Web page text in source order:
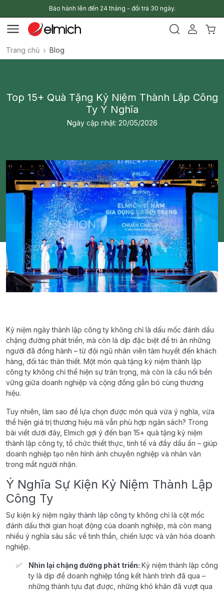
Bảo hành lên đến 24 tháng - đổi trả 30 ngày.
Trang chủ Blog
Top 15+ Quà Tặng Kỷ Niệm Thành Lập Công
Ty Ý Nghĩa
Ngày cập nhật: 20/05/2026
Kỷ niệm ngày thành lập công ty không chỉ là dấu mốc đánh dấu
chặng đường phát triển, mà còn là dịp đặc biệt để tri ân những
người đã đồng hành – từ đội ngũ nhân viên tâm huyết đến khách
hàng, đối tác thân thiết. Một món quà tặng kỷ niệm thành lập
công ty không chỉ thể hiện sự trân trọng, mà còn là cầu nối bền
vững giữa doanh nghiệp và cộng đồng gắn bó cùng thương
hiệu.
Tuy nhiên, làm sao để lựa chọn được món quà vừa ý nghĩa, vừa
thể hiện giá trị thương hiệu mà vẫn phù hợp ngân sách? Trong
bài viết dưới đây, Elmich gợi ý đến bạn 15+ quà tặng kỷ niệm
thành lập công ty, tổ chức thiết thực, tinh tế và đầy dấu ấn – giúp
doanh nghiệp tạo nên hình ảnh chuyên nghiệp và nhân văn
trong mắt người nhận.
Ý Nghĩa Sự Kiện Kỷ Niệm Thành Lập
Công Ty
Sự kiện kỷ niệm ngày thành lập công ty không chỉ là cột mốc
đánh dấu thời gian hoạt động của doanh nghiệp, mà còn mang
nhiều ý nghĩa sâu sắc về tinh thần, chiến lược và văn hóa doanh
nghiệp.
Nhìn lại chặng đường phát triển: Kỷ niệm thành lập công
ty là dịp để doanh nghiệp tổng kết hành trình đã qua –
những thành tựu đạt được, những khó khăn đã vượt qua